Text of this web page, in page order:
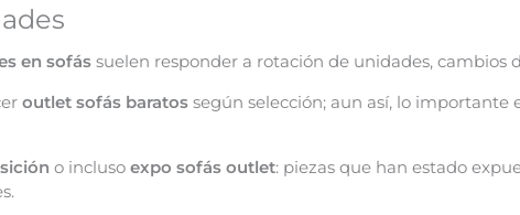
en sofás suelen responder a rotación de unidades, cambios
outlet sofás baratos según selección; aun así, lo importante
o incluso expo sofás outlet: piezas que han estado